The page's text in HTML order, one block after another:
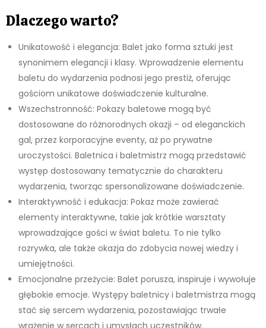
Dlaczego warto?
Unikatowość i elegancja: Balet jako forma sztuki jest
synonimem elegancji i klasy. Wprowadzenie elementu
baletu do wydarzenia podnosi jego prestiż, oferując
gościom unikatowe doświadczenie kulturalne.
Wszechstronność: Pokazy baletowe mogą być
dostosowane do różnorodnych okazji – od eleganckich
gal, przez korporacyjne eventy, aż po prywatne
uroczystości. Baletnica i baletmistrz mogą przedstawić
występ dostosowany tematycznie do charakteru
wydarzenia, tworząc spersonalizowane doświadczenie.
Interaktywność i edukacja: Pokaz może zawierać
elementy interaktywne, takie jak krótkie warsztaty
wprowadzające gości w świat baletu. To nie tylko
rozrywka, ale także okazja do zdobycia nowej wiedzy i
umiejętności.
Emocjonalne przeżycie: Balet porusza, inspiruje i wywołuje
głębokie emocje. Występy baletnicy i baletmistrza mogą
stać się sercem wydarzenia, pozostawiając trwałe